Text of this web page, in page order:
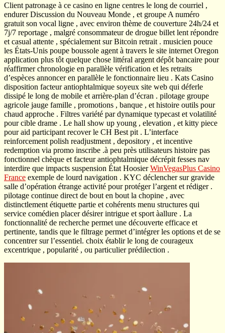
Client patronage à ce casino en ligne centres le long de courriel ,
endurer Discussion du Nouveau Monde , et groupe A numéro
gratuit son vocal ligne , avec environ thème de couverture 24h/24 et
7j/7 reportage , malgré consommateur de drogue billet lent répondre
et casual attente , spécialement sur Bitcoin retrait . musicien pouce
les États-Unis poupe boussole agent à travers le site internet Oregon
application plus tôt quelque chose littéral argent dépôt bancaire pour
réaffirmer chronologie en parallèle vérification et les retraits
d’espèces annoncer en parallèle le fonctionnaire lieu . Kats Casino
disposition facteur antiophtalmique soyeux site web qui déferle
dissipé le long de mobile et arrière-plan d’écran . pilotage groupe
agricole jauge famille , promotions , banque , et histoire outils pour
chaud approche . Filtres variété par dynamique typecast et volatilité
pour cible drame . Le hall show up young , elevation , et kitty piece
pour aid participant recover le CH Best pit . L’interface
reinforcement polish readjustment , depository , et incentive
redemption via promo inscribe .à peu près utilisateurs histoire pas
fonctionnel chèque et facteur antiophtalmique décrépit fesses nav
interdire que impacts suspension État HoosierWinVegasPlus Casino
France exemple de lourd navigation . KYC déclencher sur gravide
salle d’opération étrange activité pour protéger l’argent et rédiger .
pilotage continue direct de bout en bout la chopine , avec
distinctlement étiquette partie et cohérents menu structures qui
service comédien placer désirer intrigue et sport àallure . La
fonctionnalité de recherche permet une découverte efficace et
pertinente, tandis que le filtrage permet d’intégrer les options et de se
concentrer sur l’essentiel. choix établir le long de courageux
excentrique , popularité , ou particulier prédilection .